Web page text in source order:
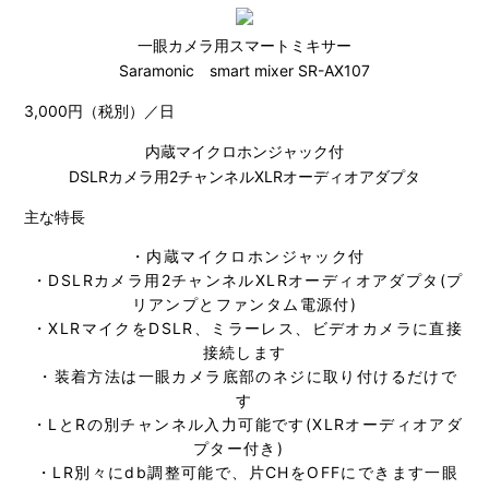
一眼カメラ用スマートミキサー
Saramonic smart mixer SR-AX107
3,000円（税別）／日
内蔵マイクロホンジャック付
DSLRカメラ用2チャンネルXLRオーディオアダプタ
主な特長
・内蔵マイクロホンジャック付
・DSLRカメラ用2チャンネルXLRオーディオアダプタ(プ
リアンプとファンタム電源付)
・XLRマイクをDSLR、ミラーレス、ビデオカメラに直接
接続します
・装着方法は一眼カメラ底部のネジに取り付けるだけで
す
・LとRの別チャンネル入力可能です(XLRオーディオアダ
プター付き)
・LR別々にdb調整可能で、片CHをOFFにできます一眼